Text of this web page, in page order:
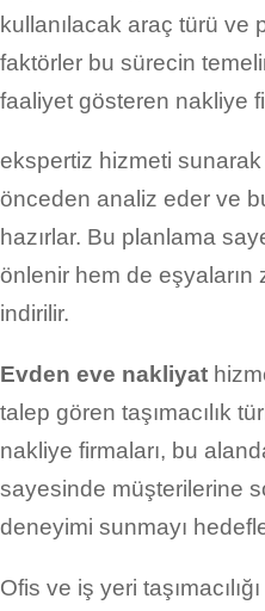
kullanılacak araç türü ve
faktörler bu sürecin
faaliyet gösteren nakliye
ekspertiz hizmeti sunarak
önceden analiz eder ve
hazırlar. Bu planlama
önlenir hem de
indirilir.
Evden eve nakliyat
talep gören taşımacılık
nakliye firmaları, bu
sayesinde müşterilerine
deneyimi sunmayı
Ofis ve iş yeri